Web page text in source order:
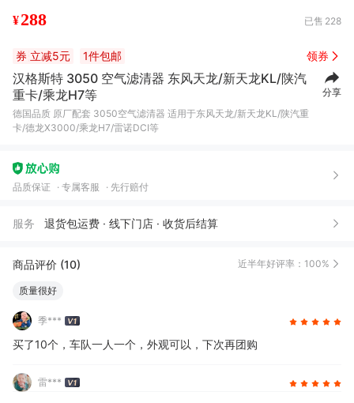
¥288 已售 228
券 立减5元 1件包邮 领券
汉格斯特 3050 空气滤清器 东风天龙/新天龙KL/陕汽
重卡/乘龙H7等
德国品质 原厂配套 3050空气滤清器 适用于东风天龙/新天龙KL/陕汽重
卡/德龙X3000/乘龙H7/雷诺DCI等
分享
品质保证 专属客服 先行赔付
服务 退货包运费 · 线下门店 · 收货后结算
商品评价 (10) 近半年好评率：100%
质量很好
季***
买了10个，车队一人一个，外观可以，下次再团购
雷***